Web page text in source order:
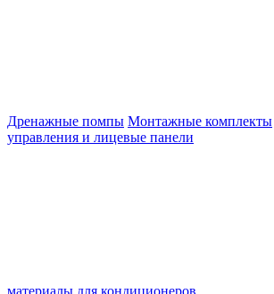
Дренажные помпы Монтажные комплекты
управления и лицевые панели
материалы для кондиционеров